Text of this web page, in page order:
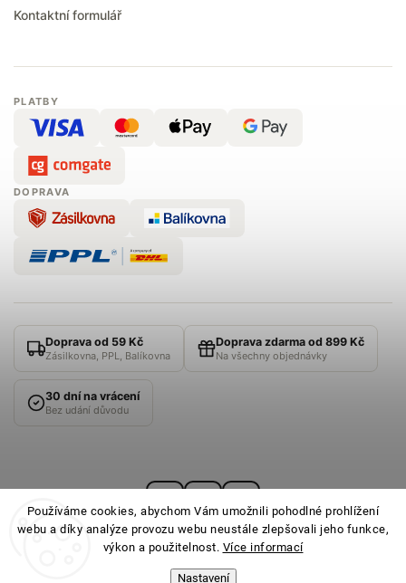
Používáme cookies, abychom Vám umožnili pohodlné prohlížení
webu a díky analýze provozu webu neustále zlepšovali jeho funkce,
výkon a použitelnost. Více informací
Nastavení
Kontaktní formulář
PLATBY
DOPRAVA
Doprava od 59 Kč
Zásilkovna, PPL, Balíkovna
Doprava zdarma od 899 Kč
Na všechny objednávky
30 dní na vrácení
Bez udání důvodu